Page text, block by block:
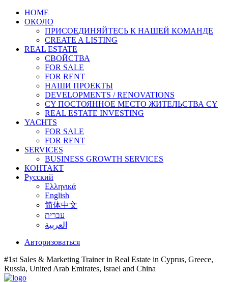
HOME
ОКОЛО
ПРИСОЕДИНЯЙТЕСЬ К НАШЕЙ КОМАНДЕ
CREATE A LISTING
REAL ESTATE
СВОЙСТВА
FOR SALE
FOR RENT
НАШИ ПРОЕКТЫ
DEVELOPMENTS / RENOVATIONS
CY ПОСТОЯННОЕ МЕСТО ЖИТЕЛЬСТВА CY
REAL ESTATE INVESTING
YACHTS
FOR SALE
FOR RENT
SERVICES
BUSINESS GROWTH SERVICES
КОНТАКТ
Русский
Ελληνικά
English
简体中文
עברית
العربية
Авторизоваться
#1st Sales & Marketing Trainer in Real Estate in Cyprus, Greece,
Russia, United Arab Emirates, Israel and China